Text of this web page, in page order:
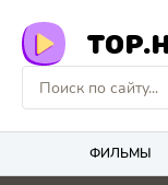
ФИЛЬМЫ